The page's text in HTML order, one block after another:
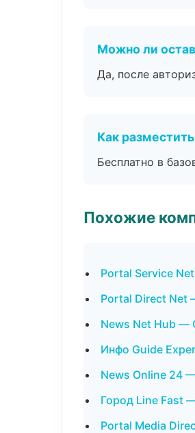
Можно ли
Да, после
Как
Бесплатно в
Похожие
Portal Service
Portal Direct Net
News Net Hub —
Инфо Guide
News Online 24
Город Line Fast
Portal Media